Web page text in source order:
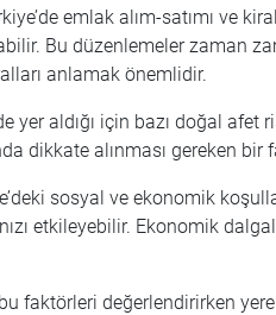
emlak alım-satımı ve
Bu düzenlemeler zaman
anlamak önemlidir.
yer aldığı için bazı doğal
dikkate alınması gereken bir
sosyal ve ekonomik
etkileyebilir. Ekonomik
faktörleri değerlendirirken